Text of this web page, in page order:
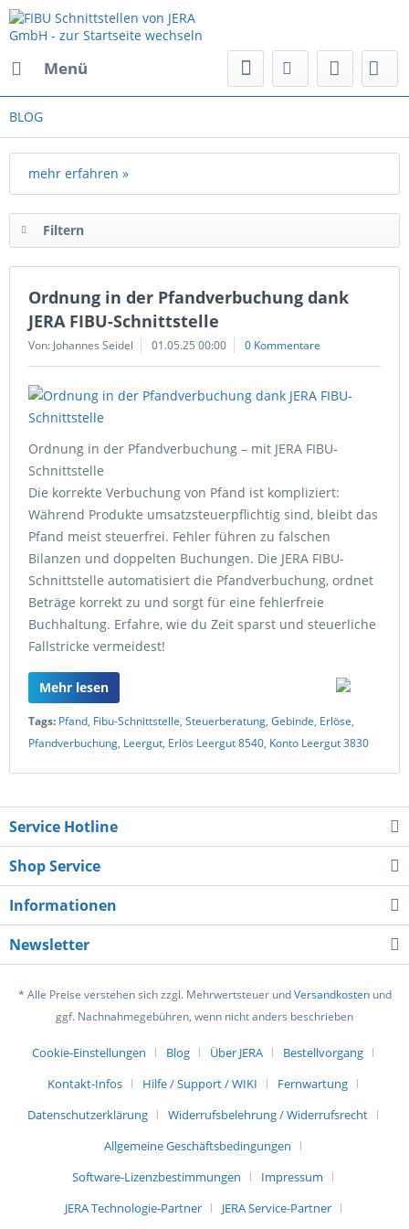
Menü
BLOG
mehr erfahren »
Filtern
Ordnung in der Pfandverbuchung dank
JERA FIBU-Schnittstelle
Von: Johannes Seidel 01.05.25 00:00 0 Kommentare
Ordnung in der Pfandverbuchung – mit JERA FIBU-
Schnittstelle
Die korrekte Verbuchung von Pfand ist kompliziert:
Während Produkte umsatzsteuerpflichtig sind, bleibt das
Pfand meist steuerfrei. Fehler führen zu falschen
Bilanzen und doppelten Buchungen. Die JERA FIBU-
Schnittstelle automatisiert die Pfandverbuchung, ordnet
Beträge korrekt zu und sorgt für eine fehlerfreie
Buchhaltung. Erfahre, wie du Zeit sparst und steuerliche
Fallstricke vermeidest!
Mehr lesen
Tags: Pfand, Fibu-Schnittstelle, Steuerberatung, Gebinde, Erlöse,
Pfandverbuchung, Leergut, Erlös Leergut 8540, Konto Leergut 3830
Service Hotline
Shop Service
Informationen
Newsletter
* Alle Preise verstehen sich zzgl. Mehrwertsteuer undVersandkostenund
ggf. Nachnahmegebühren, wenn nicht anders beschrieben
Cookie-Einstellungen Blog Über JERA
Bestellvorgang
Kontakt-Infos
Hilfe / Support / WIKI
Fernwartung
Datenschutzerklärung
Widerrufsbelehrung / Widerrufsrecht
Allgemeine Geschäftsbedingungen
Software-Lizenzbestimmungen
Impressum
JERA Technologie-Partner
JERA Service-Partner